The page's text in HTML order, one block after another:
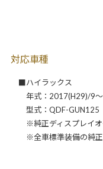
対応車種
■ハイラックス
年式：2017(H29)/9～
型式：QDF-GUN125
※純正ディスプレイオ
※全車標準装備の純正